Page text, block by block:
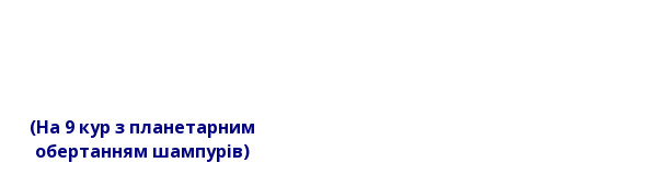
(На 9 кур з планетарним
обертанням шампурів)